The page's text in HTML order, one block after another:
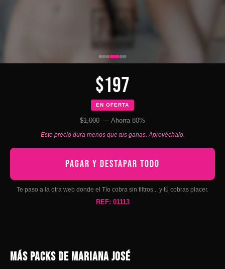
$197
EN OFERTA
$1,000 — Ahorra 80%
Este precio dura menos que tus ganas. Aprovéchalo.
PAGAR Y DESTAPAR TODO
Te paso a la otra web donde el Tío cobra sin filtros... y tú cobras placer.
REF: 01113
MÁS PACKS DE MARIANA JOSÉ